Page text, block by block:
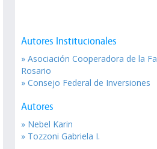
Autores Institucionales
» Asociación Cooperadora de la
Rosario
» Consejo Federal de Inversiones
Autores
» Nebel Karin
» Tozzoni Gabriela I.